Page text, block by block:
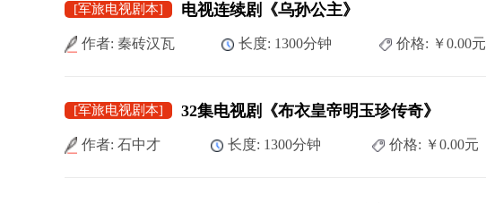
[军旅电视剧本] 电视连续剧《乌孙公主》
作者: 秦砖汉瓦 长度: 1300分钟 价格: ￥0.00元
[军旅电视剧本] 32集电视剧《布衣皇帝明玉珍传奇》
作者: 石中才 长度: 1300分钟 价格: ￥0.00元